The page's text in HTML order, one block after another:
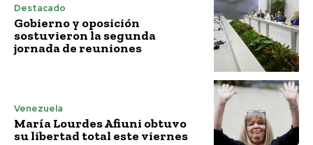
Destacado
Gobierno y oposición
sostuvieron la segunda
jornada de reuniones
Venezuela
María Lourdes Afiuni obtuvo
su libertad total este viernes